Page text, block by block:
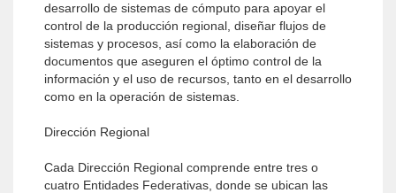
desarrollo de sistemas de cómputo para apoyar el
control de la producción regional, diseñar flujos de
sistemas y procesos, así como la elaboración de
documentos que aseguren el óptimo control de la
información y el uso de recursos, tanto en el desarrollo
como en la operación de sistemas.
Dirección Regional
Cada Dirección Regional comprende entre tres o
cuatro Entidades Federativas, donde se ubican las